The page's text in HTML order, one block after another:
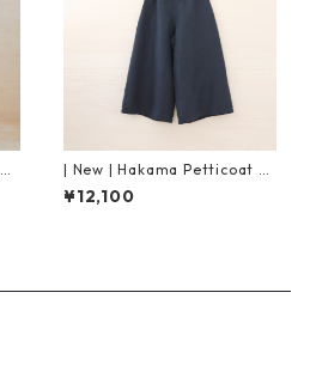
| New | Hakama Petticoat P
ants | Black
¥12,100